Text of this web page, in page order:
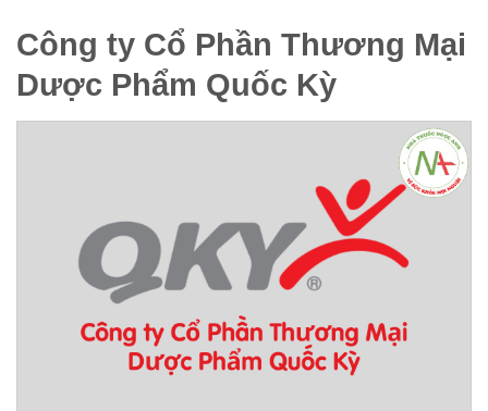
Công ty Cổ Phần Thương Mại
Dược Phẩm Quốc Kỳ